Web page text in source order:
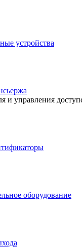
устройства
и управления
оборудование